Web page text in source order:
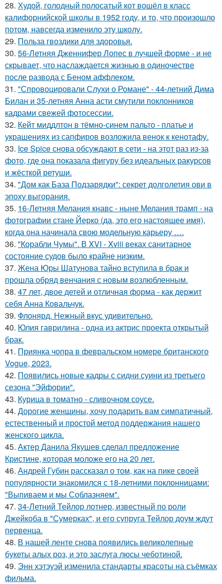
28. Худой, голодный полосатый кот вошёл в класс
калифорнийской школы в 1952 году, и то, что произошло
потом, навсегда изменило эту школу.
29. Польза гвоздики для здоровья.
30. 56-Летняя Дженнифер Лопес в лучшей форме - и не
скрывает, что наслаждается жизнью в одиночестве
после развода с Беном аффлеком.
31. "Спровоцировали Слухи о Романе" - 44-летний Дима
Билан и 35-летняя Анна асти смутили поклонников
кадрами свежей фотосессии.
32. Кейт миддлтон в тёмно-синем пальто - платье и
украшениях из сапфиров возложила венок к кенотафу.
33. Ice Spice снова обсуждают в сети - на этот раз из-за
фото, где она показала фигуру без идеальных ракурсов
и жёсткой ретуши.
34. "Дом как База Подзарядки": секрет долголетия ови в
эпоху выгорания.
35. 16-Летняя Мелания кнавс - ныне Мелания трамп - на
фотографии стане Йерко (да, это его настоящее имя),
когда она начинала свою модельную карьеру ….
36. "Корабли Чумы". В XVI - Xviii веках санитарное
состояние судов было крайне низким.
37. Жена Юры Шатунова тайно вступила в брак и
прошла обряд венчания с новым возлюбленным.
38. 47 лет, двое детей и отличная форма - как держит
себя Анна Ковальчук.
39. Флонярд. Нежный вкус удивительно.
40. Юлия гаврилина - одна из актрис проекта открытый
брак.
41. Приянка чопра в февральском номере британского
Vogue, 2023.
42. Появились новые кадры с сидни суини из третьего
сезона "Эйфории".
43. Курица в томатно - сливочном соусе.
44. Дорогие женщины, хочу подарить вам симпатичный,
естественный и простой метод поддержания нашего
женского цикла.
45. Актер Данила Якушев сделал предложение
Кристине, которая моложе его на 20 лет.
46. Андрей Губин рассказал о том, как на пике своей
популярности знакомился с 18-летними поклонницами:
"Выпиваем и мы Соблазняем".
47. 34-Летний Тейлор лотнер, известный по роли
Джейкоба в "Сумерках", и его супруга Тейлор доум ждут
первенца.
48. В нашей ленте снова появились великолепные
букеты алых роз, и это заслуга люсы чеботиной.
49. Энн хэтэуэй изменила стандарты красоты на съёмках
фильма.